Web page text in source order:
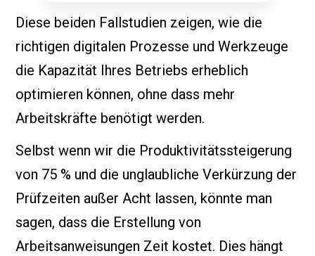
Diese beiden Fallstudien zeigen, wie die
richtigen digitalen Prozesse und Werkzeuge
die Kapazität Ihres Betriebs erheblich
optimieren können, ohne dass mehr
Arbeitskräfte benötigt werden.
Selbst wenn wir die Produktivitätssteigerung
von 75 % und die unglaubliche Verkürzung der
Prüfzeiten außer Acht lassen, könnte man
sagen, dass die Erstellung von
Arbeitsanweisungen Zeit kostet. Dies hängt